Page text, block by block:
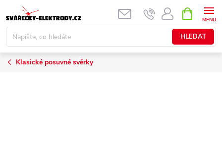
na
obsah
HLEDAT
NÁKUPNÍ
KOŠÍK
Klasické posuvné svěrky